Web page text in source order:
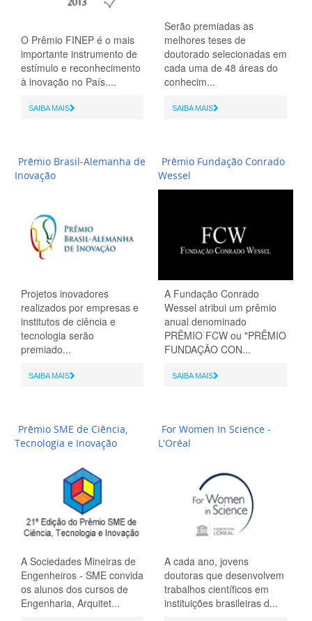
O Prêmio FINEP é o mais
importante instrumento de
estímulo e reconhecimento
à inovação no País....
SAIBA MAIS
Serão premiadas as
melhores teses de
doutorado selecionadas em
cada uma de 48 áreas do
conhecim...
SAIBA MAIS
Prêmio Brasil-Alemanha de
Inovação
Projetos inovadores
realizados por empresas e
institutos de ciência e
tecnologia serão
premiado...
SAIBA MAIS
Prêmio Fundação Conrado
Wessel
A Fundação Conrado
Wessel atribui um prêmio
anual denominado
PRÊMIO FCW ou "PRÊMIO
FUNDAÇÃO CON...
SAIBA MAIS
Prêmio SME de Ciência,
Tecnologia e Inovação
A Sociedades Mineiras de
Engenheiros - SME convida
os alunos dos cursos de
Engenharia, Arquitet...
For Women In Science -
L'Oréal
A cada ano, jovens
doutoras que desenvolvem
trabalhos científicos em
instituições brasileiras d...